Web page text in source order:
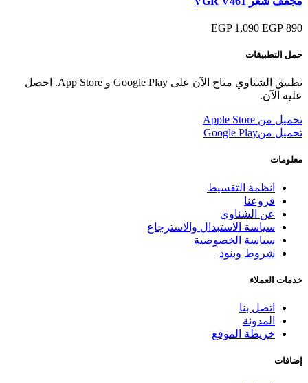
890 EGP
1,090 EGP
حمل التطبيقات
تطبيق الشناوي متاح الآن على Google Play و App Store. احصل
عليه الآن.
تحميل من Apple Store
تحميل منGoogle Play
معلومات
انظمة التقسيط
فروعنا
عن الشناوى
سياسة الاستبدال والاسترجاع
سياسة الخصوصية
شروط وبنود
خدمات العملاء
اتصل بنا
المدونة
خريطة الموقع
إضافات